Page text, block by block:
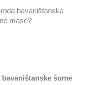
bavaništanska
mase?
šume